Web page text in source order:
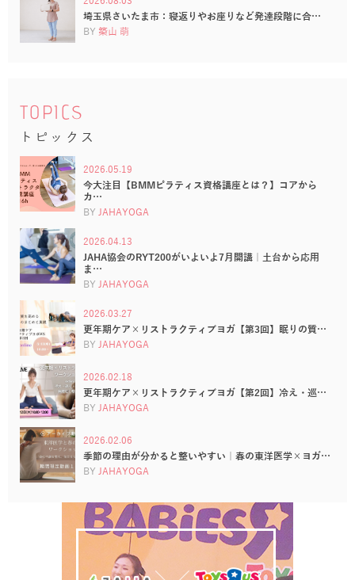
埼玉県さいたま市：寝返りやお座りなど発達段階に合…
BY 築山 萌
TOPICS
トピックス
2026.05.19
今大注目【BMMピラティス資格講座とは？】コアから
カ…
BY JAHAYOGA
2026.04.13
JAHA協会のRYT200がいよいよ7月開講｜土台から応用
ま…
BY JAHAYOGA
2026.03.27
更年期ケア×リストラクティブヨガ【第3回】眠りの質…
BY JAHAYOGA
2026.02.18
更年期ケア×リストラクティブヨガ【第2回】冷え・巡…
BY JAHAYOGA
2026.02.06
季節の理由が分かると整いやすい｜春の東洋医学×ヨガ…
BY JAHAYOGA